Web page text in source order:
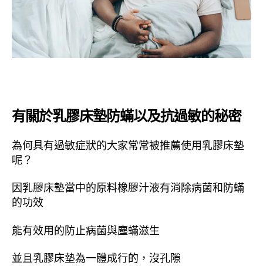
有關於乳膠床墊防蟎以及抗過敏的秘密
為何具有過敏症狀的大家常常被推薦使用乳膠床墊
呢？
因乳膠床墊當中的原料橡膠汁液有消除病菌和防蟎
的功效
能有效用的防止病菌與塵蟎滋生
並且乳膠床墊為一體成行的，沒孔隙